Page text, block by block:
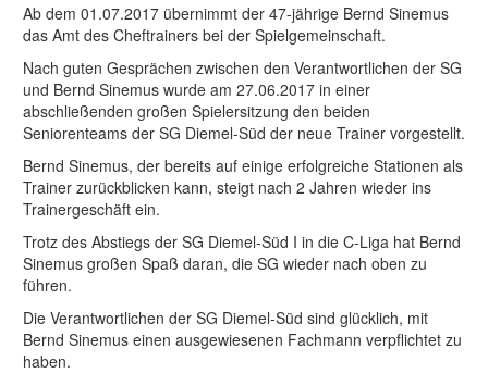
Ab dem 01.07.2017 übernimmt der 47-jährige Bernd Sinemus
das Amt des Cheftrainers bei der Spielgemeinschaft.
Nach guten Gesprächen zwischen den Verantwortlichen der SG
und Bernd Sinemus wurde am 27.06.2017 in einer
abschließenden großen Spielersitzung den beiden
Seniorenteams der SG Diemel-Süd der neue Trainer vorgestellt.
Bernd Sinemus, der bereits auf einige erfolgreiche Stationen als
Trainer zurückblicken kann, steigt nach 2 Jahren wieder ins
Trainergeschäft ein.
Trotz des Abstiegs der SG Diemel-Süd I in die C-Liga hat Bernd
Sinemus großen Spaß daran, die SG wieder nach oben zu
führen.
Die Verantwortlichen der SG Diemel-Süd sind glücklich, mit
Bernd Sinemus einen ausgewiesenen Fachmann verpflichtet zu
haben.